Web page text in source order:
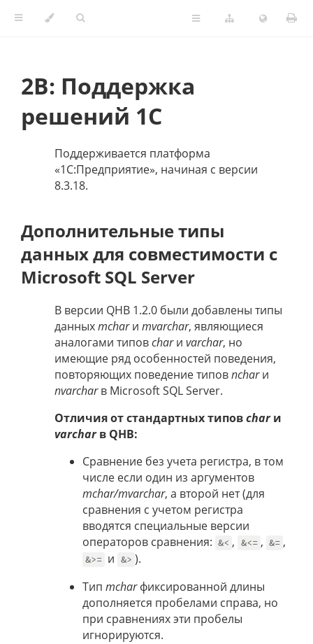
2B: Поддержка
решений 1С
Поддерживается платформа
«1С:Предприятие», начиная с версии
8.3.18.
Дополнительные типы
данных для совместимости с
Microsoft SQL Server
В версии QHB 1.2.0 были добавлены типы
данныхmcharи mvarchar, являющиеся
аналогами типовcharи varchar, но
имеющие ряд особенностей поведения,
повторяющих поведение типовncharи
nvarcharв Microsoft SQL Server.
Отличия от стандартных типовcharи
varcharв QHB:
Сравнение без учета регистра, в том
числе если один из аргументов
mchar/mvarchar, а второй нет (для
сравнения с учетом регистра
вводятся специальные версии
операторов сравнения: &< , &<= , &= ,
&>= и &> ).
Тип mcharфиксированной длины
дополняется пробелами справа, но
при сравнениях эти пробелы
игнорируются.